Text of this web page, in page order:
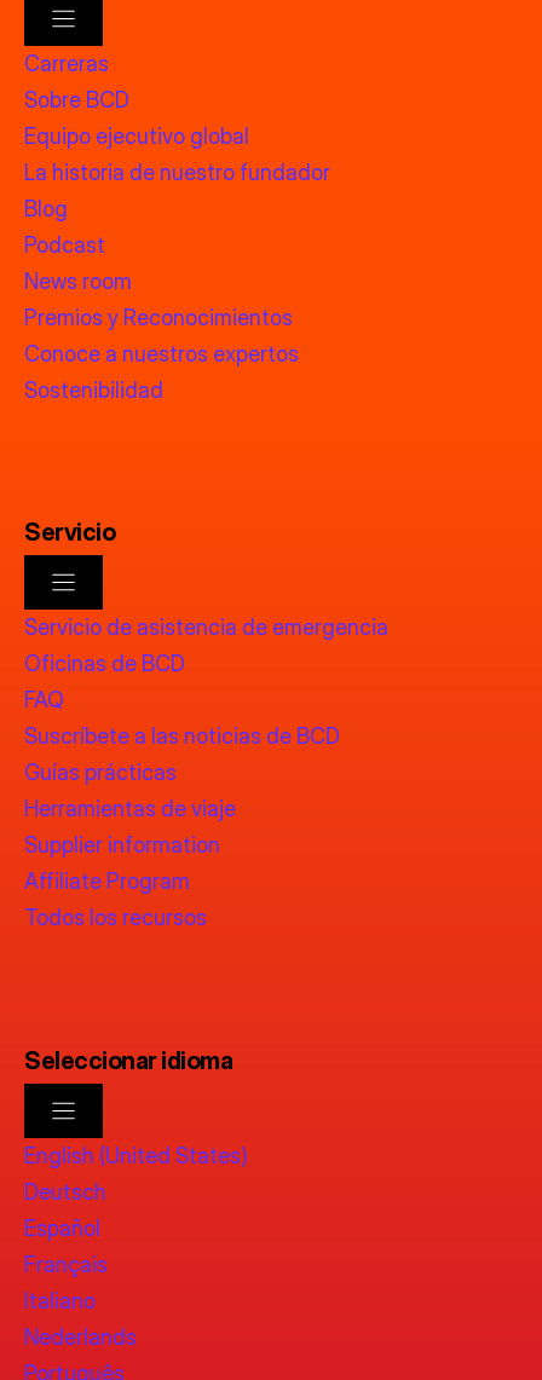
Carreras
Sobre BCD
Equipo ejecutivo global
La historia de nuestro fundador
Blog
Podcast
News room
Premios y Reconocimientos
Conoce a nuestros expertos
Sostenibilidad
Servicio
Servicio de asistencia de emergencia
Oficinas de BCD
FAQ
Suscríbete a las noticias de BCD
Guías prácticas
Herramientas de viaje
Supplier information
Affiliate Program
Todos los recursos
Seleccionar idioma
English (United States)
Deutsch
Español
Français
Italiano
Nederlands
Português